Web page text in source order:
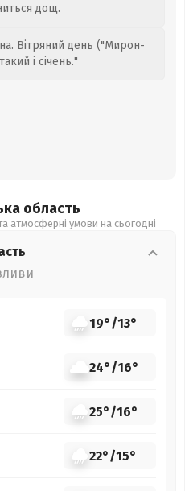
дощ.
Вітряний день ("Мирон-
і січень."
область
атмосферні умови на сьогодні
19°/13°
24°/16°
25°/16°
22°/15°